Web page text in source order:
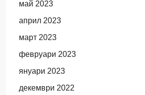
май 2023
април 2023
март 2023
февруари 2023
януари 2023
декември 2022